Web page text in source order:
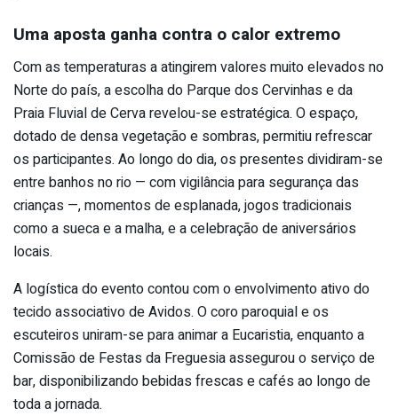
Uma aposta ganha contra o calor extremo
Com as temperaturas a atingirem valores muito elevados no
Norte do país, a escolha do Parque dos Cervinhas e da
Praia Fluvial de Cerva revelou-se estratégica. O espaço,
dotado de densa vegetação e sombras, permitiu refrescar
os participantes. Ao longo do dia, os presentes dividiram-se
entre banhos no rio — com vigilância para segurança das
crianças —, momentos de esplanada, jogos tradicionais
como a sueca e a malha, e a celebração de aniversários
locais.
A logística do evento contou com o envolvimento ativo do
tecido associativo de Avidos. O coro paroquial e os
escuteiros uniram-se para animar a Eucaristia, enquanto a
Comissão de Festas da Freguesia assegurou o serviço de
bar, disponibilizando bebidas frescas e cafés ao longo de
toda a jornada.